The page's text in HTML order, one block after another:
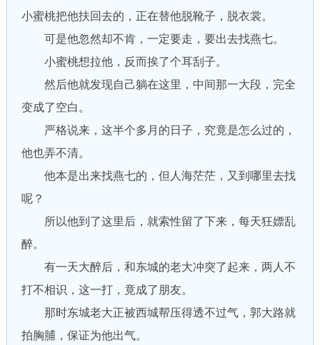
小蜜桃把他扶回去的，正在替他脱靴子，脱衣裳。
可是他忽然却不肯，一定要走，要出去找燕七。
小蜜桃想拉他，反而挨了个耳刮子。
然后他就发现自己躺在这里，中间那一大段，完全
变成了空白。
严格说来，这半个多月的日子，究竟是怎么过的，
他也弄不清。
他本是出来找燕七的，但人海茫茫，又到哪里去找
呢？
所以他到了这里后，就索性留了下来，每天狂嫖乱
醉。
有一天大醉后，和东城的老大冲突了起来，两人不
打不相识，这一打，竟成了朋友。
那时东城老大正被西城帮压得透不过气，郭大路就
拍胸脯，保证为他出气。